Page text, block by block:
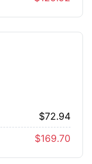
$72.94
$169.70